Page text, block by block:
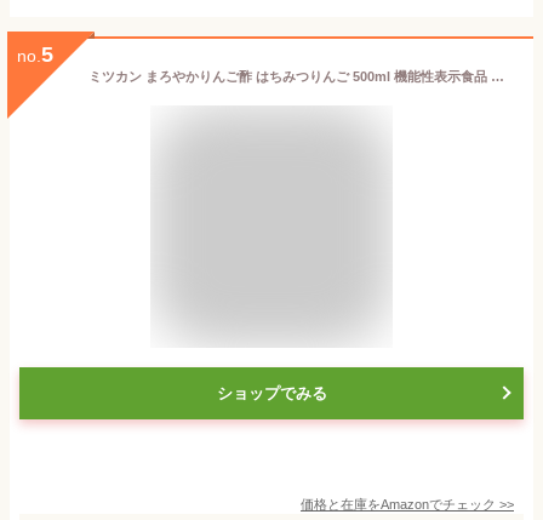
no. 5
ミツカン まろやかりんご酢 はちみつりんご 500ml 機能性表示食品 飲むお酢
ショップでみる
価格と在庫をAmazonでチェック >>